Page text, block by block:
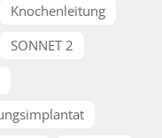
Knochenleitung
SONNET 2